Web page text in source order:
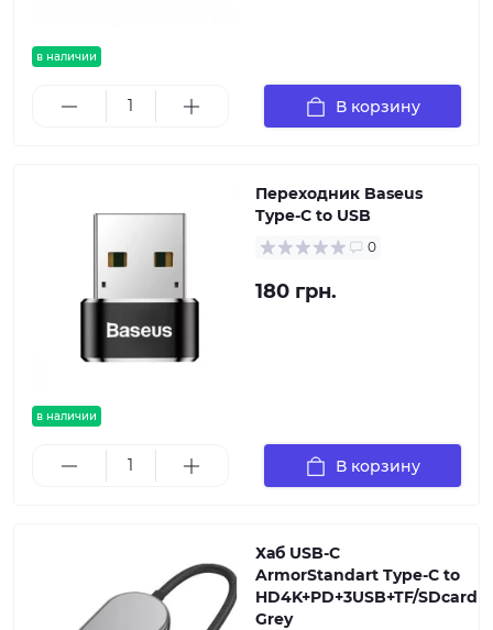
в наличии
В корзину
в наличии
Переходник Baseus
Type-C to USB
0
180 грн.
В корзину
Хаб USB-C
ArmorStandart Type-C to
HD4K+PD+3USB+TF/SDcard
Grey